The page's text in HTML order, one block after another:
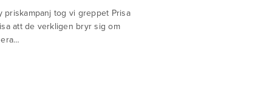
tog vi greppet Prisa
att de verkligen bryr sig om